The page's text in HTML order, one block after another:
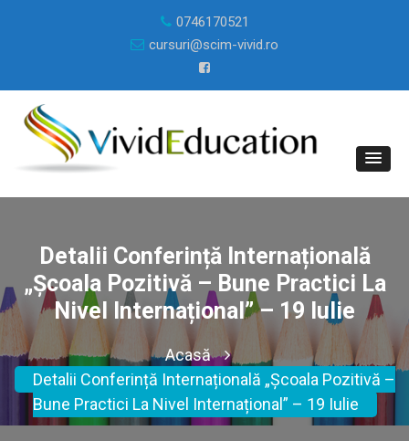
0746170521
cursuri@scim-vivid.ro
Detalii Conferință Internațională
„Școala Pozitivă – Bune Practici La
Nivel Internațional” – 19 Iulie
Acasă
Detalii Conferință Internațională „Școala Pozitivă –
Bune Practici La Nivel Internațional” – 19 Iulie